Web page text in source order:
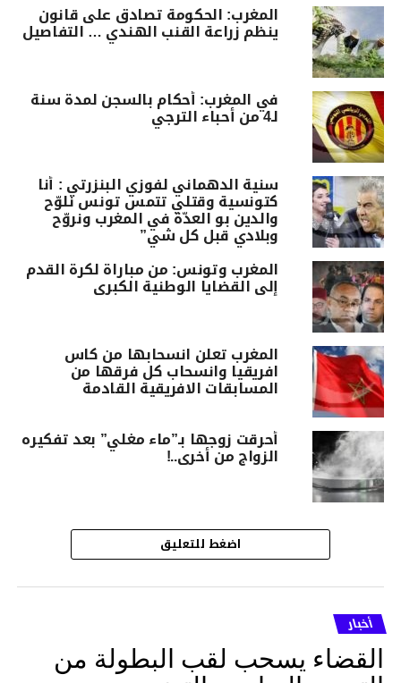
المغرب: الحكومة تصادق على قانون
ينظم زراعة القنب الهندي … التفاصيل
في المغرب: أحكام بالسجن لمدة سنة
لـ4 من أحباء الترجي
سنية الدهماني لفوزي البنزرتي : أنا
كتونسية وقتلي تتمس تونس نلوّح
والدين بو العدّة في المغرب ونروّح
وبلادي قبل كل شي”
المغرب وتونس: من مباراة لكرة القدم
إلى القضايا الوطنية الكبرى
المغرب تعلن انسحابها من كاس
افريقيا وانسحاب كل فرقها من
المسابقات الافريقية القادمة
أحرقت زوجها بـ”ماء مغلي” بعد تفكيره
الزواج من أخرى..!
اضغط للتعليق
أخبار
القضاء يسحب لقب البطولة من